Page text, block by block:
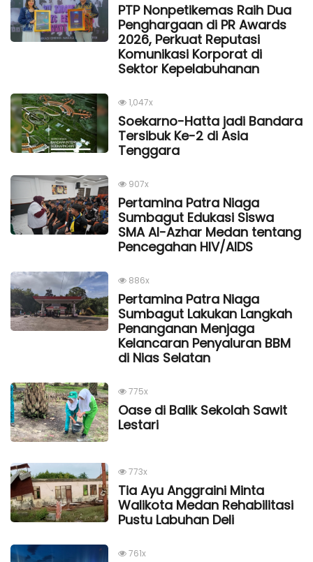
PTP Nonpetikemas Raih Dua
Penghargaan di PR Awards
2026, Perkuat Reputasi
Komunikasi Korporat di
Sektor Kepelabuhanan
1,047x
Soekarno-Hatta jadi Bandara
Tersibuk Ke-2 di Asia
Tenggara
907x
Pertamina Patra Niaga
Sumbagut Edukasi Siswa
SMA Al-Azhar Medan tentang
Pencegahan HIV/AIDS
886x
Pertamina Patra Niaga
Sumbagut Lakukan Langkah
Penanganan Menjaga
Kelancaran Penyaluran BBM
di Nias Selatan
775x
Oase di Balik Sekolah Sawit
Lestari
773x
Tia Ayu Anggraini Minta
Walikota Medan Rehabilitasi
Pustu Labuhan Deli
761x